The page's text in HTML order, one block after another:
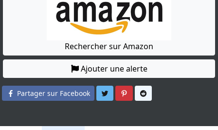
Rechercher sur Amazon
Ajouter une alerte
Partager sur Facebook Partager sur Twitter
Partager sur Pinterest